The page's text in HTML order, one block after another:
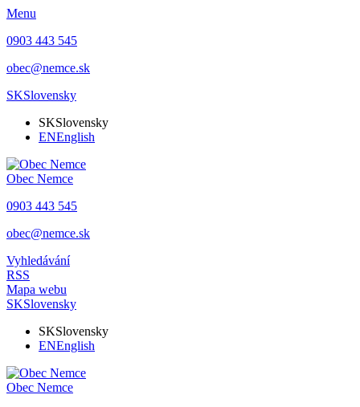
Menu
0903 443 545
obec@nemce.sk
SKSlovensky
SKSlovensky
ENEnglish
Obec Nemce
0903 443 545
obec@nemce.sk
Vyhledávání
RSS
Mapa webu
SKSlovensky
SKSlovensky
ENEnglish
Obec Nemce